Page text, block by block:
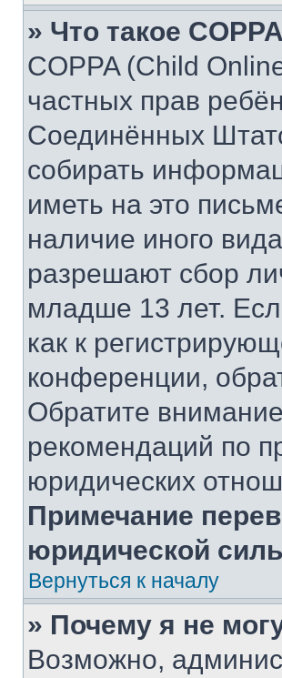
» Что такое
COPPA (Child
частных прав
Соединённых
собирать
иметь на это
наличие иного
разрешают сбор
младше 13 лет.
как к
конференции,
Обратите
рекомендаций по
юридических
Примечание
юридической
Вернуться к началу
» Почему я не
Возможно,